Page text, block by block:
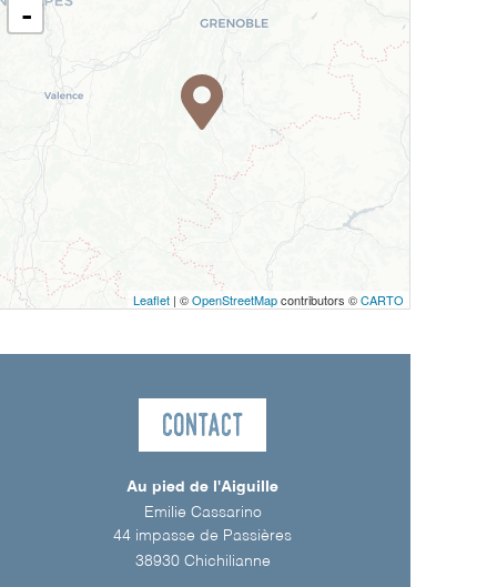
-
Leaflet | ©OpenStreetMapcontributors ©CARTO
Contact
Au pied de l'Aiguille
Emilie Cassarino
44 impasse de Passières
38930 Chichilianne